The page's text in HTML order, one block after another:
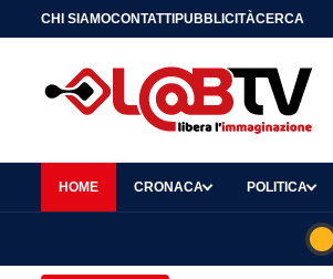
CHI SIAMOCONTATTIPUBBLICITÀCERCA
HOME CRONACA POLITICA